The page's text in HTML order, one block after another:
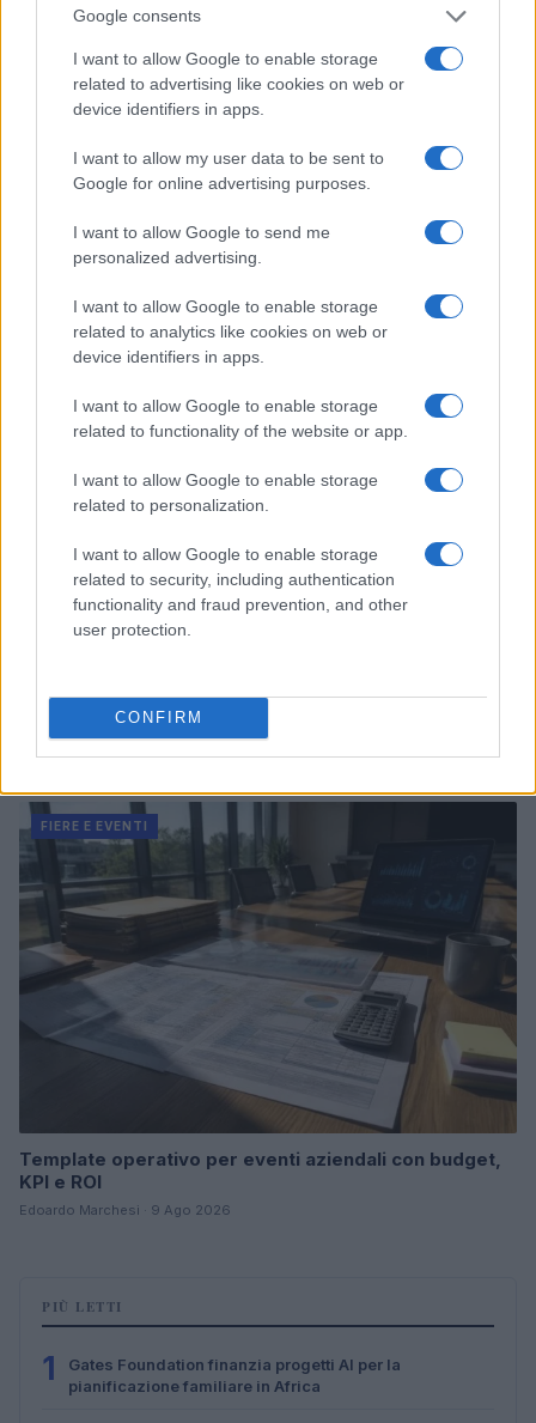
Google consents
I want to allow Google to enable storage
related to advertising like cookies on web or
device identifiers in apps.
I want to allow my user data to be sent to
Google for online advertising purposes.
I want to allow Google to send me
personalized advertising.
I want to allow Google to enable storage
related to analytics like cookies on web or
device identifiers in apps.
I want to allow Google to enable storage
related to functionality of the website or app.
I want to allow Google to enable storage
related to personalization.
I want to allow Google to enable storage
related to security, including authentication
functionality and fraud prevention, and other
user protection.
CONFIRM
pianificazione familiare in Africa
Susanna Riva · 10 Ago 2026
Strategia per eventi B2B: trasformare il networking in
pipeline vendite
FIERE E EVENTI
Template operativo per eventi aziendali con budget,
KPI e ROI
Edoardo Marchesi · 9 Ago 2026
PIÙ LETTI
1
Gates Foundation finanzia progetti AI per la
pianificazione familiare in Africa